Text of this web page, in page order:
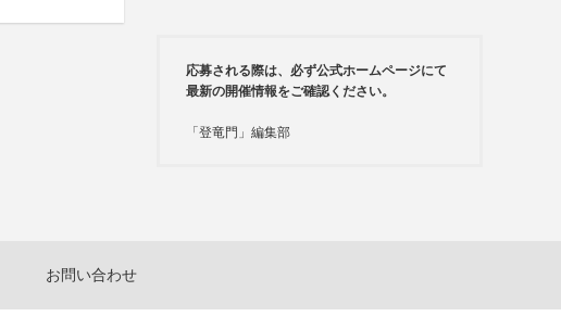
応募される際は、必ず公式ホームページにて
最新の開催情報をご確認ください。
「登竜門」編集部
お問い合わせ